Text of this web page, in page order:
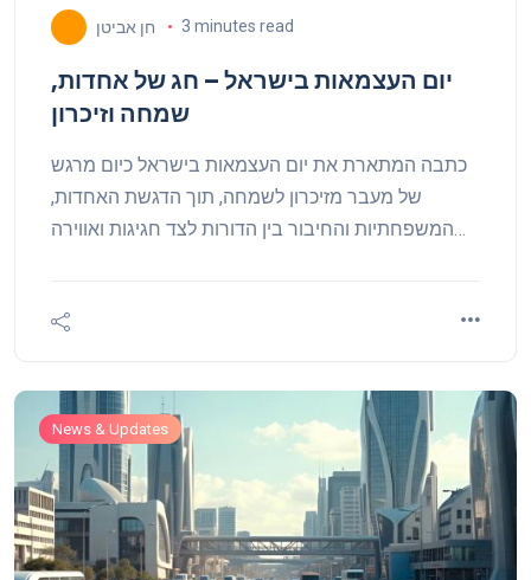
חן אביטן 3 minutes read
יום העצמאות בישראל – חג של אחדות,
שמחה וזיכרון
כתבה המתארת את יום העצמאות בישראל כיום מרגש
של מעבר מזיכרון לשמחה, תוך הדגשת האחדות,
המשפחתיות והחיבור בין הדורות לצד חגיגות ואווירה
News & Updates